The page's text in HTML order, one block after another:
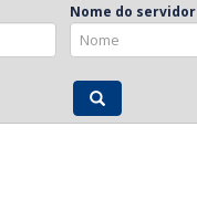
Nome do servidor